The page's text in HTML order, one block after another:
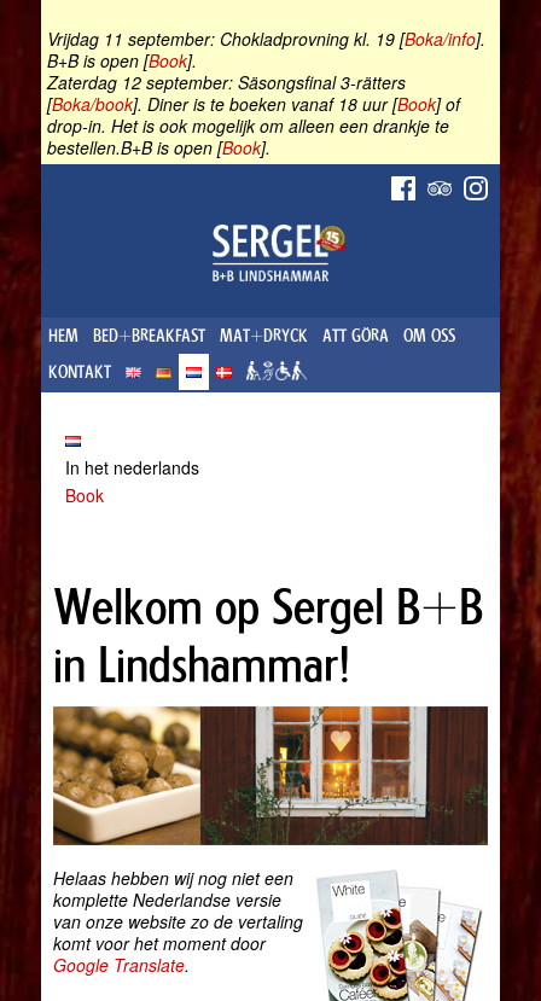
Vrijdag 11 september: Chokladprovning kl. 19 [Boka/info].
B+B is open [Book].
Zaterdag 12 september: Säsongsfinal 3-rätters
[Boka/book]. Diner is te boeken vanaf 18 uur [Book] of
drop-in. Het is ook mogelijk om alleen een drankje te
bestellen.B+B is open [Book].
HEM BED+BREAKFAST MAT+DRYCK ATT GÖRA
OM OSS
KONTAKT
In het nederlands
Book
Welkom op Sergel B+B
in Lindshammar!
Helaas hebben wij nog niet een
komplette Nederlandse versie
van onze website zo de vertaling
komt voor het moment door
Google Translate.